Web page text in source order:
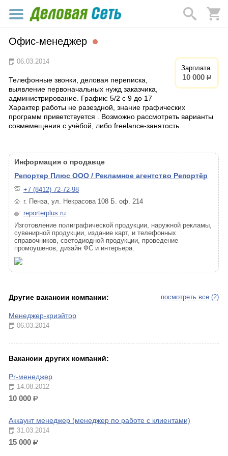
Офис-менеджер
Зарплата:
10 000 р.
06.03.2014
Телефонные звонки, деловая переписка,
выявление первоначальных нужд заказчика,
администрирование. График: 5/2 с 9 до 17
Характер работы не разездной, знание графических
программ приветствуется . Возможно рассмотреть варианты
совмемещения с учёбой, либо freelance-занятость.
Информация о продавце
Репортер Плюс ООО / Рекламное агентство Репортёр
+7 (8412) 72-72-98
г. Пенза, ул. Некрасова 108 Б. оф. 214
reporterplus.ru
Изготовление полиграфической продукции, наружной рекламы,
сувенирной продукции, издание карт, и телефонных
справочников, светодиодной продукции, проведение
промоушенов, дизайн ФС и интерьера.
посмотреть все (2)
Другие вакансии компании:
Менеджер-криэйтор
06.03.2014
Вакансии других компаний:
Pr-менеджер
14.08.2012
10 000 р.
Аккаунт менеджер (менеджер по работе с клиентами)
31.03.2014
15 000 р.